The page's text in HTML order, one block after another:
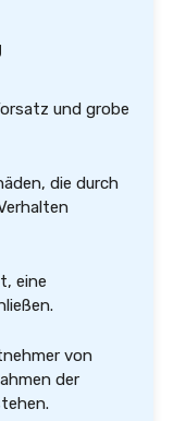
und grobe
die durch
eine
von
der